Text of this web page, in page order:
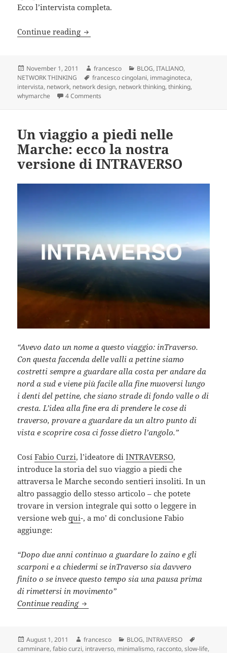
Ecco l’intervista completa.
Continue reading network thinking: un’intervista a
Posted
on
November 1, 2011 Author
francesco Categories
BLOG,ITALIANO,
NETWORK THINKING
Tags
francesco cingolani, immaginoteca,
intervista, network, network design, network thinking,thinking,
whymarche
4 Comments
Un viaggio a piedi nelle
Marche: ecco la nostra
versione di INTRAVERSO
“Avevo dato un nome a questo viaggio: inTraverso.
Con questa faccenda delle valli a pettine siamo
costretti sempre a guardare alla costa per andare da
nord a sud e viene più facile alla fine muoversi lungo
i denti del pettine, che siano strade di fondo valle o di
cresta. L’idea alla fine era di prendere le cose di
traverso, provare a guardare da un altro punto di
vista e scoprire cosa ci fosse dietro l’angolo.”
CosíFabio Curzi, l’ideatore diINTRAVERSO,
introduce la storia del suo viaggio a piedi che
attraversa le Marche secondo sentieri insoliti. In un
altro passaggio dello stesso articolo – che potete
trovare in version integrale qui sotto o leggere in
versione webqui-, a mo’ di conclusione Fabio
aggiunge:
“Dopo due anni continuo a guardare lo zaino e gli
scarponi e a chiedermi se inTraverso sia davvero
finito o se invece questo tempo sia una pausa prima
di rimettersi in movimento”
Continue reading Un viaggio a piedi nelle Marche: ecco la
Posted
on
August 1, 2011 Author
francesco Categories
BLOG,INTRAVERSO
camminare,fabio curzi, intraverso, minimalismo, racconto,slow-life,